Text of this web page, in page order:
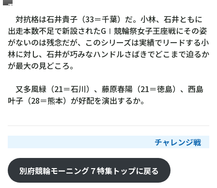
石
貴
子
対抗格は石井貴子（33＝千葉）だ。小林、石井ともに
出走本数不足で新設されたGⅠ競輪祭女子王座戦にその姿
がないのは残念だが、このシリーズは実績でリードする小
林に対し、石井が巧みなハンドルさばきでどこまで迫るか
が最大の見どころ。
又多風緑（21＝石川）、藤原春陽（21＝徳島）、西島
叶子（28＝熊本）が好配を演出するか。
チャレンジ戦
別府競輪モーニング７特集トップに戻る